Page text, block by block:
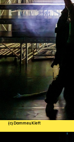
(c) Dammes Kieft